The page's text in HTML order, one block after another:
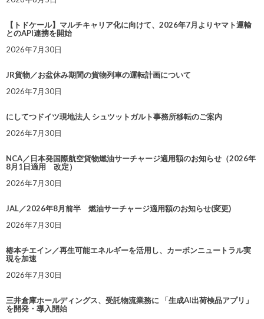
【トドケール】マルチキャリア化に向けて、2026年7月よりヤマト運輸
とのAPI連携を開始
2026年7月30日
JR貨物／お盆休み期間の貨物列車の運転計画について
2026年7月30日
にしてつドイツ現地法人 シュツットガルト事務所移転のご案内
2026年7月30日
NCA／日本発国際航空貨物燃油サーチャージ適用額のお知らせ（2026年
8月1日適用 改定）
2026年7月30日
JAL／2026年8月前半 燃油サーチャージ適用額のお知らせ(変更)
2026年7月30日
椿本チエイン／再生可能エネルギーを活用し、カーボンニュートラル実
現を加速
2026年7月30日
三井倉庫ホールディングス、受託物流業務に 「生成AI出荷検品アプリ」
を開発・導入開始